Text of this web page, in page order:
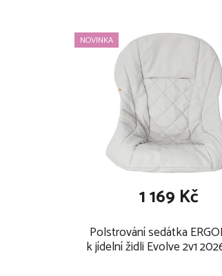
počet kusů v balení: 2
Technické specifikace se
mají pouze informativní charakter.
NOVINKA
Polstrování sedátka
k jídelní židli Evolve 2v1
1 169 Kč